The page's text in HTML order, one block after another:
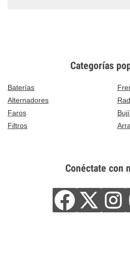
Categorías
Baterías
Alternadores
Faros
Filtros
Conéctate con